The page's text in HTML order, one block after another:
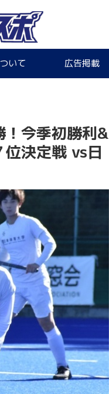
いて 広告掲載
！今季初勝利&
決定戦 vs日